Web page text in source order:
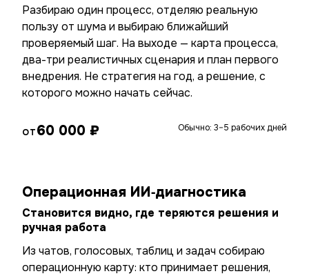
Разбираю один процесс, отделяю реальную
пользу от шума и выбираю ближайший
проверяемый шаг. На выходе — карта процесса,
два-три реалистичных сценария и план первого
внедрения. Не стратегия на год, а решение, с
которого можно начать сейчас.
ОТ60 000 ₽ Обычно: 3–5 рабочих дней
Операционная ИИ‑диагностика
Становится видно, где теряются решения и
ручная работа
Из чатов, голосовых, таблиц и задач собираю
операционную карту: кто принимает решения,